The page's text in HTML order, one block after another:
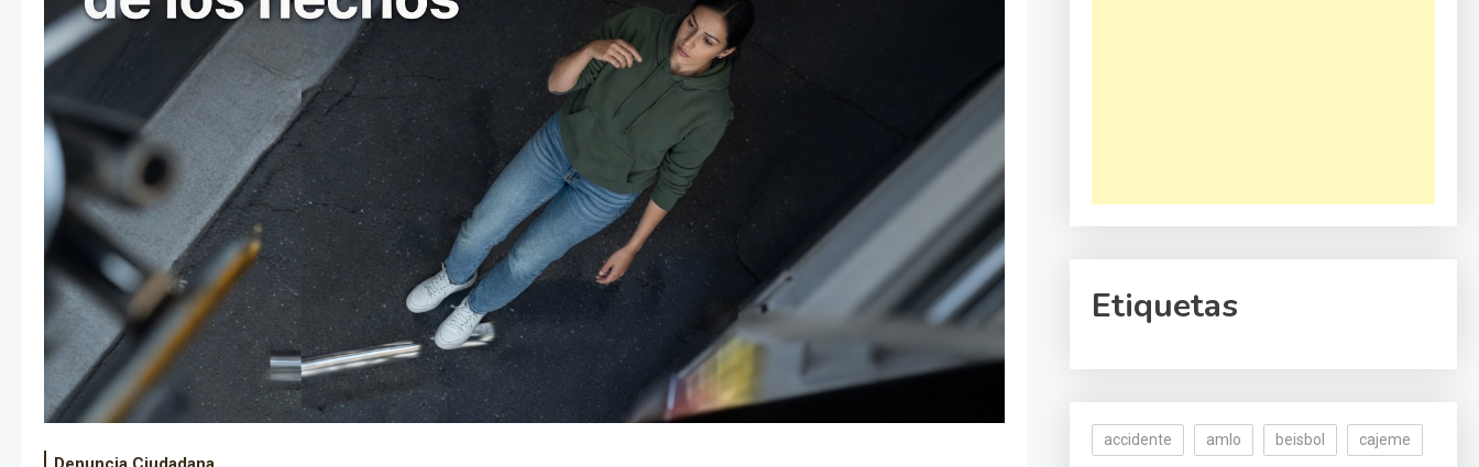
Etiquetas
accidente amlo beisbol cajeme